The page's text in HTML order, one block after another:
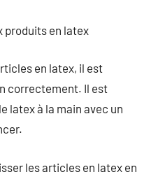
produits en latex
en latex, il est
correctement. Il est
latex à la main avec un
les articles en latex en